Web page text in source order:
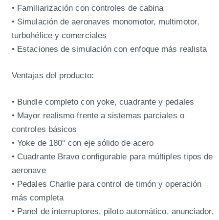
• Familiarización con controles de cabina
• Simulación de aeronaves monomotor, multimotor,
turbohélice y comerciales
• Estaciones de simulación con enfoque más realista
Ventajas del producto:
• Bundle completo con yoke, cuadrante y pedales
• Mayor realismo frente a sistemas parciales o
controles básicos
• Yoke de 180° con eje sólido de acero
• Cuadrante Bravo configurable para múltiples tipos de
aeronave
• Pedales Charlie para control de timón y operación
más completa
• Panel de interruptores, piloto automático, anunciador,